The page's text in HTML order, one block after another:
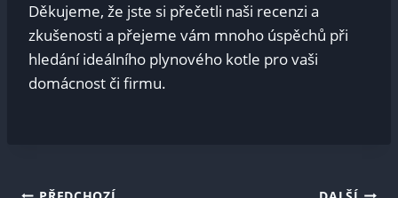
Děkujeme, že jste si přečetli naši recenzi a
zkušenosti a přejeme vám mnoho úspěchů při
hledání ideálního plynového kotle pro vaši
domácnost či firmu.